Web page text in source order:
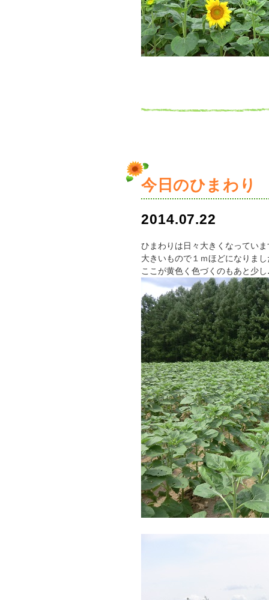
今日のひまわり
2014.07.22
ひまわりは日々大きくなっていま
大きいもので１ｍほどになりま
ここが黄色く色づくのもあと少